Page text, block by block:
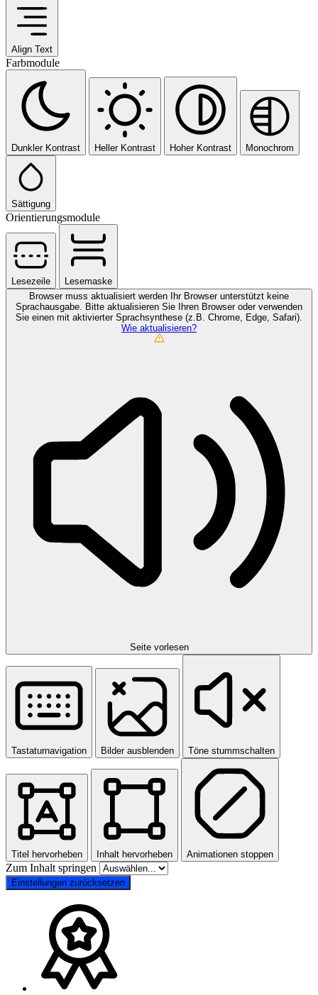
Align Text
Farbmodule
Dunkler Kontrast Heller Kontrast Hoher Kontrast Monochrom
Sättigung
Orientierungsmodule
Lesezeile
Lesemaske
Browser muss aktualisiert werden Ihr Browser unterstützt keine
Sprachausgabe. Bitte aktualisieren Sie Ihren Browser oder verwenden
Sie einen mit aktivierter Sprachsynthese (z.B. Chrome, Edge, Safari).
Wie aktualisieren?
Seite vorlesen
Tastaturnavigation Bilder ausblenden Töne stummschalten
Titel hervorheben Inhalt hervorheben Animationen stoppen
Zum Inhalt springen
Einstellungen zurücksetzen